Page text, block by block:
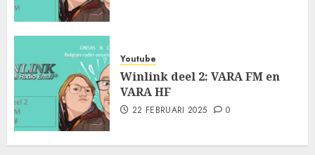
Youtube
Winlink deel 2: VARA FM en
VARA HF
22 FEBRUARI 2025 0